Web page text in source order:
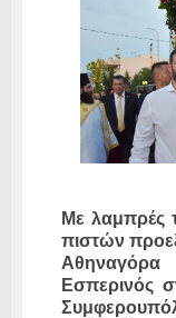
Με λαμπρές
πιστών
Εσπερινός